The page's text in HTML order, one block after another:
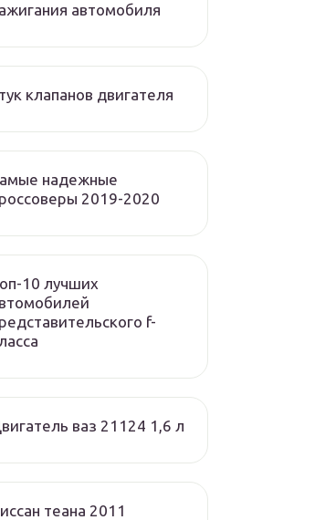
автомобиля
клапанов двигателя
надежные
2019-2020
10 лучших
f-
ваз 21124 1,6 л
теана 2011